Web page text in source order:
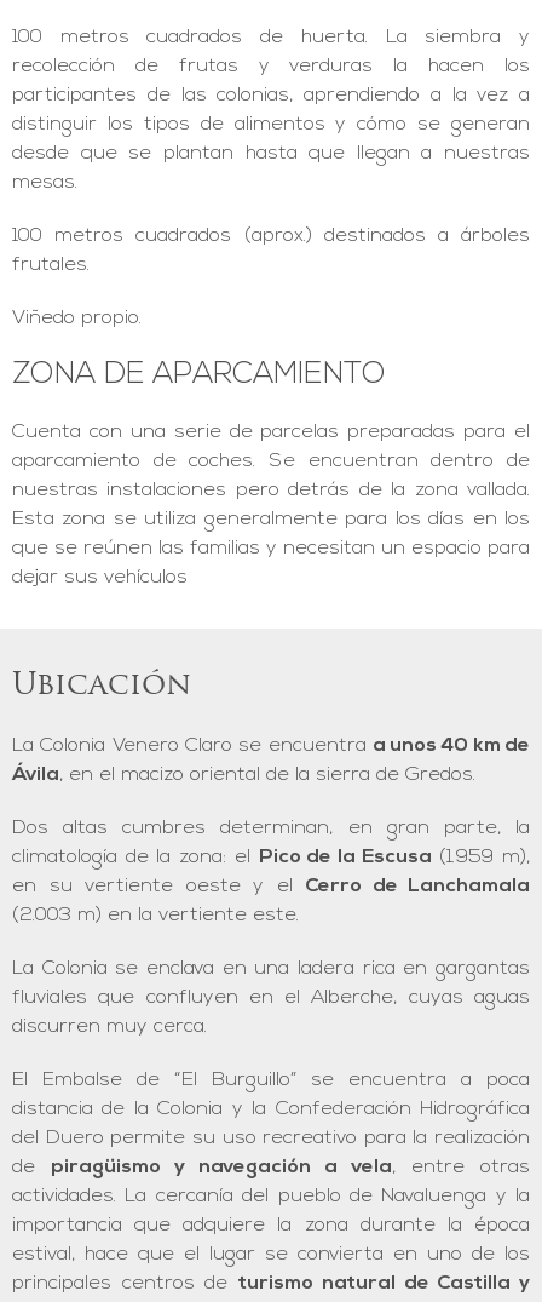
100 metros cuadrados de huerta. La siembra y
recolección de frutas y verduras la hacen los
participantes de las colonias, aprendiendo a la vez a
distinguir los tipos de alimentos y cómo se generan
desde que se plantan hasta que llegan a nuestras
mesas.
100 metros cuadrados (aprox.) destinados a árboles
frutales.
Viñedo propio.
ZONA DE APARCAMIENTO
Cuenta con una serie de parcelas preparadas para el
aparcamiento de coches. Se encuentran dentro de
nuestras instalaciones pero detrás de la zona vallada.
Esta zona se utiliza generalmente para los días en los
que se reúnen las familias y necesitan un espacio para
dejar sus vehículos
Ubicación
La Colonia Venero Claro se encuentra a unos 40 km de
Ávila, en el macizo oriental de la sierra de Gredos.
Dos altas cumbres determinan, en gran parte, la
climatología de la zona: el Pico de la Escusa (1.959 m),
en su vertiente oeste y el Cerro de Lanchamala
(2.003 m) en la vertiente este.
La Colonia se enclava en una ladera rica en gargantas
fluviales que confluyen en el Alberche, cuyas aguas
discurren muy cerca.
El Embalse de “El Burguillo” se encuentra a poca
distancia de la Colonia y la Confederación Hidrográfica
del Duero permite su uso recreativo para la realización
de piragüismo y navegación a vela, entre otras
actividades. La cercanía del pueblo de Navaluenga y la
importancia que adquiere la zona durante la época
estival, hace que el lugar se convierta en uno de los
principales centros deturismo natural de Castilla y